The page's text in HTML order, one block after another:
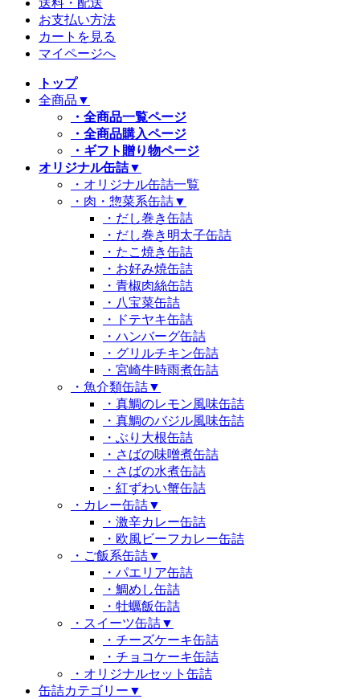
送料・配送
お支払い方法
カートを見る
マイページへ
トップ
全商品 ▼
・全商品一覧ページ
・全商品購入ページ
・ギフト贈り物ページ
オリジナル缶詰▼
・オリジナル缶詰一覧
・肉・惣菜系缶詰▼
・だし巻き缶詰
・だし巻き明太子缶詰
・たこ焼き缶詰
・お好み焼缶詰
・青椒肉絲缶詰
・八宝菜缶詰
・ドテヤキ缶詰
・ハンバーグ缶詰
・グリルチキン缶詰
・宮崎牛時雨煮缶詰
・魚介類缶詰▼
・真鯛のレモン風味缶詰
・真鯛のバジル風味缶詰
・ぶり大根缶詰
・さばの味噌煮缶詰
・さばの水煮缶詰
・紅ずわい蟹缶詰
・カレー缶詰▼
・激辛カレー缶詰
・欧風ビーフカレー缶詰
・ご飯系缶詰▼
・パエリア缶詰
・鯛めし缶詰
・牡蠣飯缶詰
・スイーツ缶詰▼
・チーズケーキ缶詰
・チョコケーキ缶詰
・オリジナルセット缶詰
缶詰カテゴリー ▼